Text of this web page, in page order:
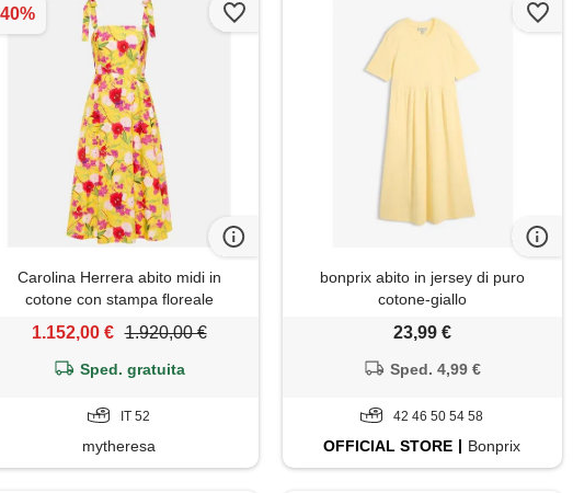
Carolina Herrera abito midi in
cotone con stampa floreale
1.152,00 € 1.920,00 €
Sped. gratuita
IT 52
mytheresa
bonprix abito in jersey di puro
cotone-giallo
23,99 €
Sped. 4,99 €
42 46 50 54 58
OFFICIAL STORE Bonprix